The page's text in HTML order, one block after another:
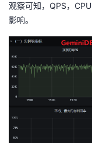
观察可知， QPS， CPU
影响。